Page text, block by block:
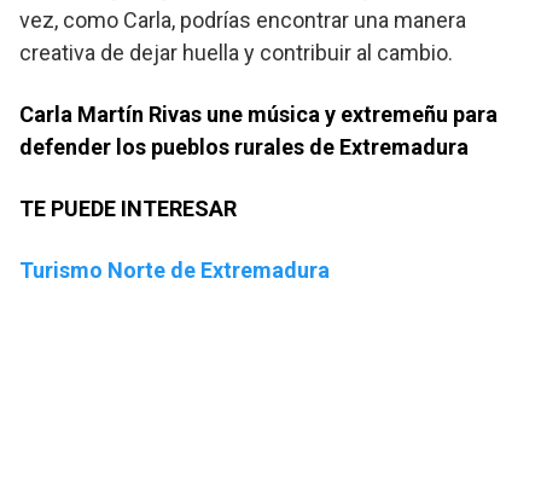
vez, como Carla, podrías encontrar una manera
creativa de dejar huella y contribuir al cambio.
Carla Martín Rivas une música y extremeñu para
defender los pueblos rurales de Extremadura
TE PUEDE INTERESAR
Turismo Norte de Extremadura